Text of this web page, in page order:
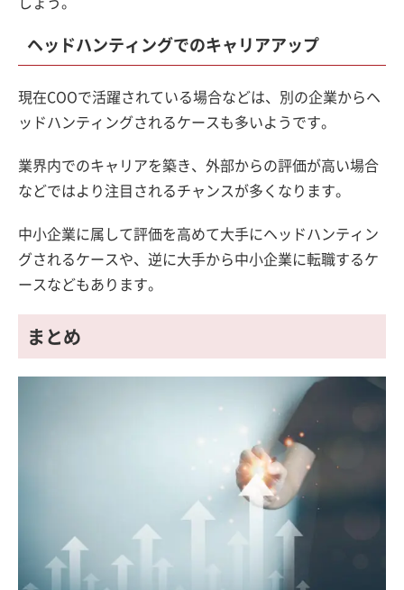
ヘッドハンティングでのキャリアアップ
現在COOで活躍されている場合などは、別の企業からヘ
ッドハンティングされるケースも多いようです。
業界内でのキャリアを築き、外部からの評価が高い場合
などではより注目されるチャンスが多くなります。
中小企業に属して評価を高めて大手にヘッドハンティン
グされるケースや、逆に大手から中小企業に転職するケ
ースなどもあります。
まとめ